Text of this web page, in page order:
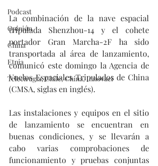
Podcast
Opinión
China
Etnia
Telecirugía, Chile, China, Innovaci
La combinación de la nave espacial
tripulada Shenzhou-14 y el cohete
portador Gran Marcha-2F ha sido
transportada al área de lanzamiento,
comunicó este domingo la Agencia de
Vuelos Espaciales Tripulados de China
(CMSA, siglas en inglés).
Las instalaciones y equipos en el sitio
de lanzamiento se encuentran en
buenas condiciones, y se llevarán a
cabo varias comprobaciones de
funcionamiento y pruebas conjuntas